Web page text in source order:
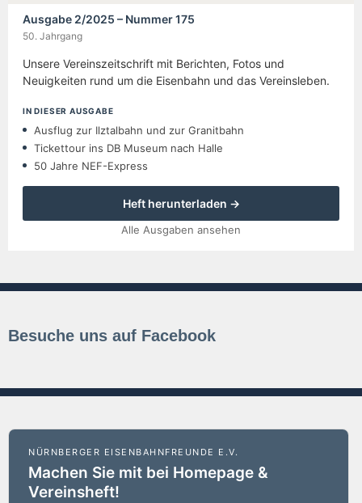
Ausgabe 2/2025 – Nummer 175
50. Jahrgang
Unsere Vereinszeitschrift mit Berichten, Fotos und
Neuigkeiten rund um die Eisenbahn und das Vereinsleben.
IN DIESER AUSGABE
Ausflug zur Ilztalbahn und zur Granitbahn
Tickettour ins DB Museum nach Halle
50 Jahre NEF-Express
Heft herunterladen →
Alle Ausgaben ansehen
Besuche uns auf Facebook
NÜRNBERGER EISENBAHNFREUNDE E.V.
Machen Sie mit bei Homepage &
Vereinsheft!